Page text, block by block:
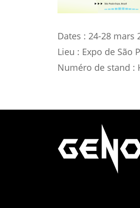
Dates : 24-28 mars
Lieu : Expo de São
Numéro de stand :